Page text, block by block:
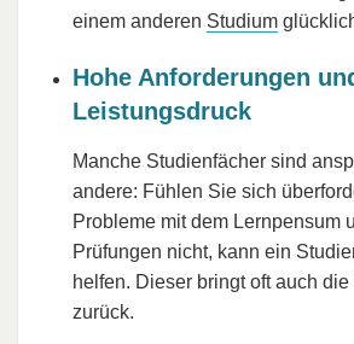
einem anderen Studium
Hohe Anforderungen
Leistungsdruck
Manche Studienfächer sind
andere: Fühlen Sie sich
Probleme mit dem Lernpensum
Prüfungen nicht, kann ein
helfen. Dieser bringt oft auch
zurück.